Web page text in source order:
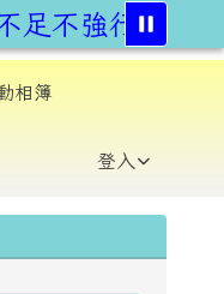
足不強行,安全
相簿
登入